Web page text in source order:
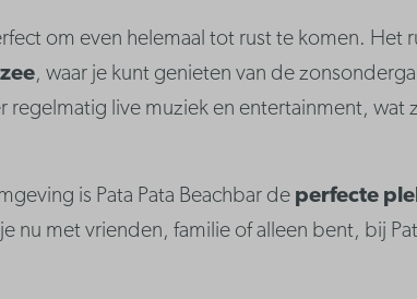
om even helemaal tot rust te komen. Het
, waar je kunt genieten van de
regelmatig live muziek en entertainment, wat
is Pata Pata Beachbar de perfecte
nu met vrienden, familie of alleen bent, bij